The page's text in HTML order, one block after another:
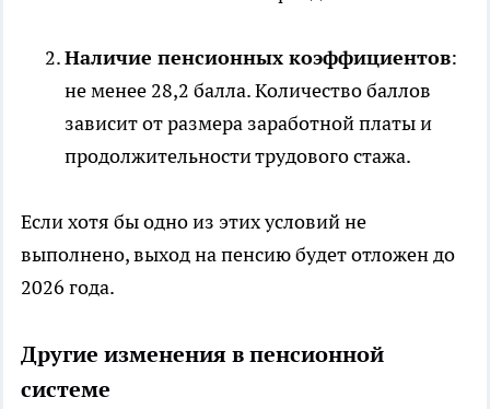
Наличие пенсионных коэффициентов:
не менее 28,2 балла. Количество баллов
зависит от размера заработной платы и
продолжительности трудового стажа.
Если хотя бы одно из этих условий не
выполнено, выход на пенсию будет отложен до
2026 года.
Другие изменения в пенсионной
системе